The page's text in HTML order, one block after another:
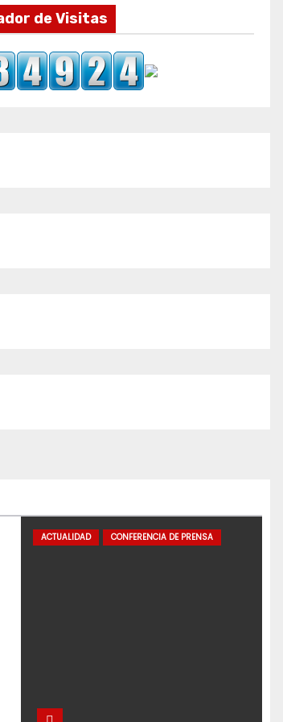
de Visitas
ACTUALIDAD CONFERENCIA DE PRENSA